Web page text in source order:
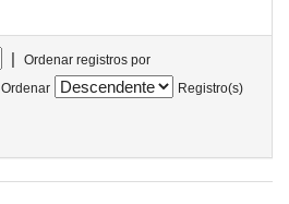
|
Ordenar registros por
Ordenar
Registro(s)